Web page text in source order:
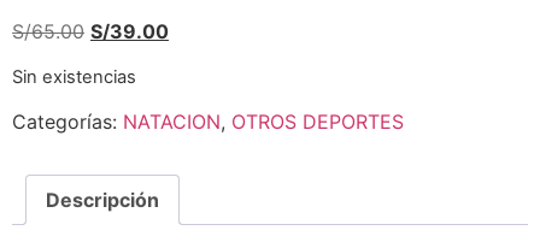
S/65.00 S/39.00
Sin existencias
Categorías: NATACION, OTROS DEPORTES
Descripción